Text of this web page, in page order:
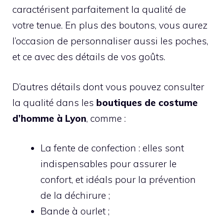
caractérisent parfaitement la qualité de
votre tenue. En plus des boutons, vous aurez
l’occasion de personnaliser aussi les poches,
et ce avec des détails de vos goûts.
D’autres détails dont vous pouvez consulter
la qualité dans les boutiques de costume
d’homme à Lyon, comme :
La fente de confection : elles sont
indispensables pour assurer le
confort, et idéals pour la prévention
de la déchirure ;
Bande à ourlet ;